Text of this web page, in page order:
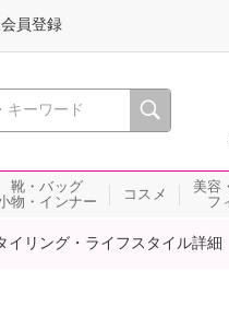
おどる、瞬間を。通販・テレビ
員登録
靴・バッグ
物・インナー
コスメ
美容
フ
イリング・ライフスタイル詳細